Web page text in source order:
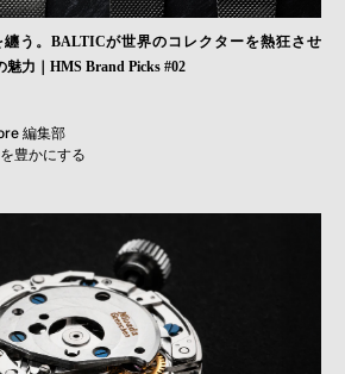
纏う。BALTICが世界のコレクターを熱狂させ
魅力｜HMS Brand Picks #02
編集部
豊かにする